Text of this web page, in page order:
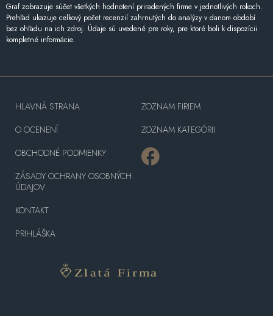
Graf zobrazuje súčet všetkých hodnotení priradených firme v jednotlivých rokoch.
Prehľad ukazuje celkový počet recenzií zahrnutých do analýzy v danom období
bez ohľadu na ich zdroj. Údaje sú uvedené pre roky, pre ktoré boli k dispozícii
kompletné informácie.
HLAVNÁ STRANA
O OCENENÍ
OBCHODNÉ PODMIENKY
ZÁSADY OCHRANY OSOBNÝCH
ÚDAJOV
KONTAKT
PRIHLÁŠKA
ZOZNAM FIRIEM
ZOZNAM KATEGÓRII